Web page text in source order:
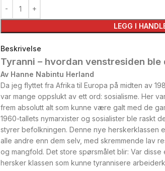
LEGG I
Beskrivelse
Tyranni – hvordan venstresiden ble
Av Hanne Nabintu Herland
Da jeg flyttet fra Afrika til Europa på midten av
var mange oppslukt av ett ord: sosialisme. Her
frem absolutt alt som kunne være galt med de
1960­-tallets nymarxister og sosialis­ter ble raskt
styrer befolkningen. Denne nye herskerklassen
alle andre enn dem selv, med skremmende lav
og mangfold. Det store spørsmålet blir: Var
hersker­ klassen som kunne tyrannisere